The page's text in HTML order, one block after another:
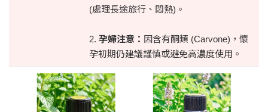
(處理長途旅行、悶熱)。
2. 孕婦注意： 因含有酮類 (Carvone)，懷
孕初期仍建議謹慎或避免高濃度使用。